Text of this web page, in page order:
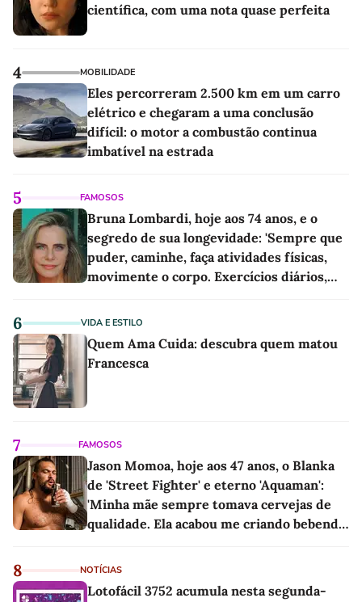
científica, com uma nota quase perfeita
4 MOBILIDADE
Eles percorreram 2.500 km em um carro
elétrico e chegaram a uma conclusão
difícil: o motor a combustão continua
imbatível na estrada
5 FAMOSOS
Bruna Lombardi, hoje aos 74 anos, e o
segredo de sua longevidade: 'Sempre que
puder, caminhe, faça atividades físicas,
movimente o corpo. Exercícios diários,
6 VIDA E ESTILO
Quem Ama Cuida: descubra quem matou
Francesca
7 FAMOSOS
Jason Momoa, hoje aos 47 anos, o Blanka
de 'Street Fighter' e eterno 'Aquaman':
'Minha mãe sempre tomava cervejas de
qualidade. Ela acabou me criando bebendo
8 NOTÍCIAS
Lotofácil 3752 acumula nesta segunda-